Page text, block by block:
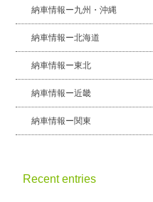
納車情報ー九州・沖縄
納車情報ー北海道
納車情報ー東北
納車情報ー近畿
納車情報ー関東
Recent entries